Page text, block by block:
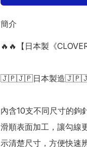
簡介
🔥🔥【日本製《
🇯🇵🇯🇵日本製造
內含10支不同尺寸的鉤
滑順表面加工，讓勾線
示清楚尺寸，方便快速